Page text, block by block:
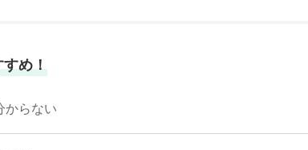
め！
からない